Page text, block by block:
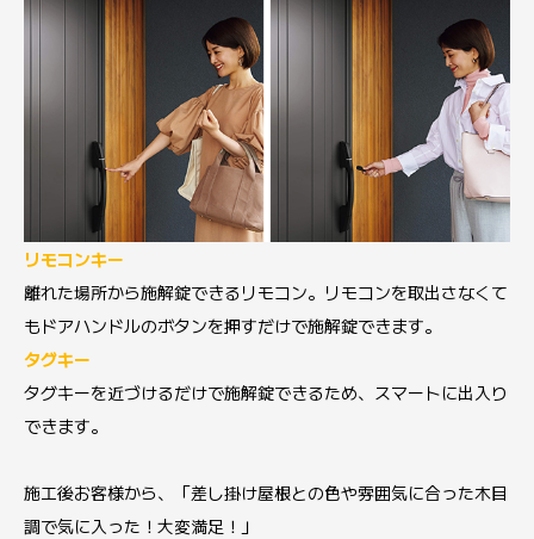
リモコンキー
離れた場所から施解錠できるリモコン。リモコンを取出さなくて
もドアハンドルのボタンを押すだけで施解錠できます。
タグキー
タグキーを近づけるだけで施解錠できるため、スマートに出入り
できます。
施工後お客様から、「差し掛け屋根との色や雰囲気に合った木目
調で気に入った！大変満足！」